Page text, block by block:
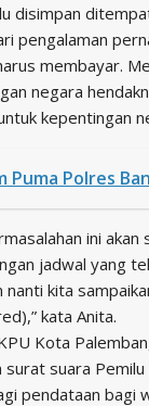
disimpan
pengalaman
membayar.
negara
kepentingan
Puma Polres
ini
jadwal yang
nanti kita
kata Anita.
Kota
surat suara Pemilu
pendataan